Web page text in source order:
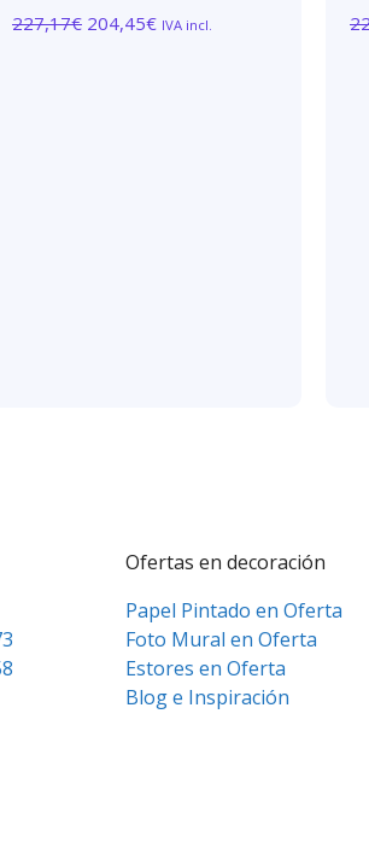
227,17€ 204,45€ IVA incl.
Ofertas en decoración
Papel Pintado en Oferta
Foto Mural en Oferta
Estores en Oferta
Blog e Inspiración